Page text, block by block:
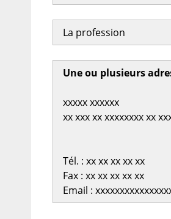
La profession
Une ou plusieurs
xxxxx xxxxxx
xx xxx xx xxxxxxxx xx
Tél. : xx xx xx xx xx
Fax : xx xx xx xx xx
Email :